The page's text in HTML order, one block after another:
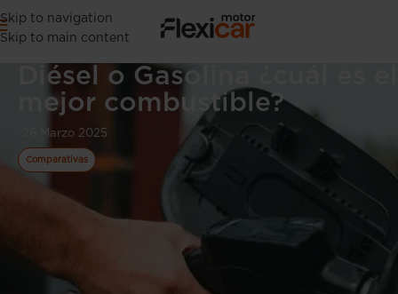
Skip to navigation
Skip to main content
Diésel o Gasolina ¿cuál es el
mejor combustible?
26 Marzo 2025
Comparativas